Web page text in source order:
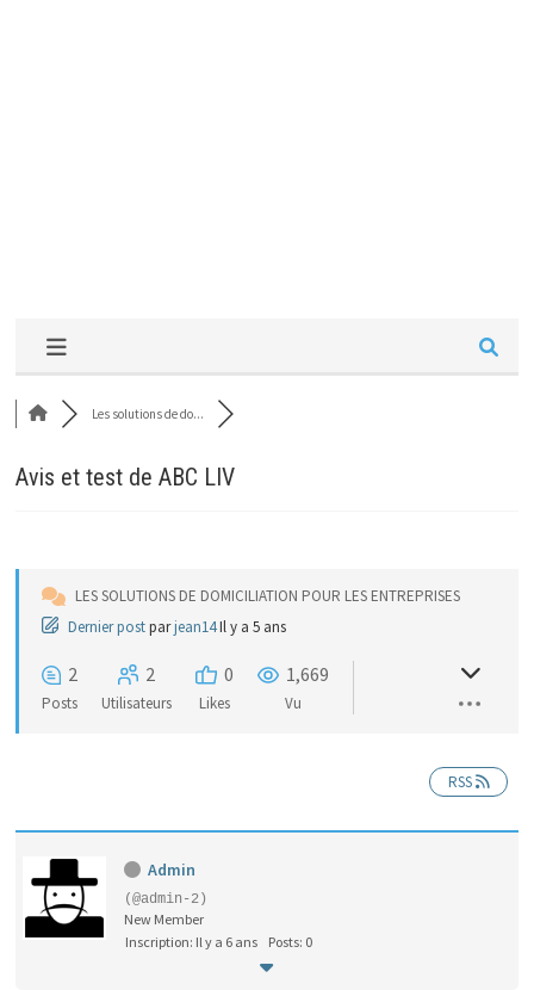
Les solutions de do...
Avis et test de ABC LIV
LES SOLUTIONS DE DOMICILIATION POUR LES ENTREPRISES
Dernier postparjean14Il y a 5 ans
2
Posts
2
Utilisateurs
0
Likes
1,669
Vu
RSS
Admin
(@admin-2)
New Member
Inscription: Il y a 6 ans
Posts: 0